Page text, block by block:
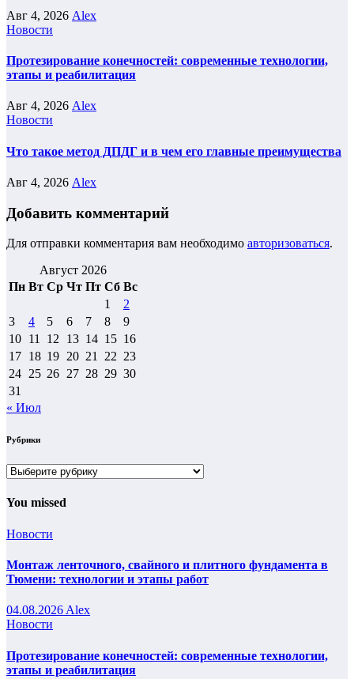
Авг 4, 2026 Alex
Новости
Протезирование конечностей: современные технологии,
этапы и реабилитация
Авг 4, 2026 Alex
Новости
Что такое метод ДПДГ и в чем его главные преимущества
Авг 4, 2026 Alex
Добавить комментарий
Для отправки комментария вам необходимо авторизоваться.
Август 2026
Пн Вт Ср Чт Пт Сб Вс
1
2
3
4 5 6 7 8
9
10 11 12 13 14 15 16
17 18 19 20 21 22 23
24 25 26 27 28 29 30
31
« Июл
Рубрики
Рубрики
You missed
Новости
Монтаж ленточного, свайного и плитного фундамента в
Тюмени: технологии и этапы работ
04.08.2026 Alex
Новости
Протезирование конечностей: современные технологии,
этапы и реабилитация